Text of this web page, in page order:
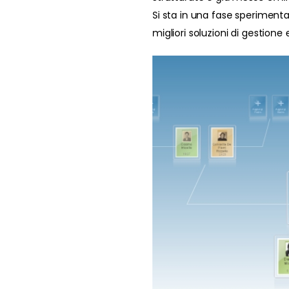
Si sta in una fase
migliori soluzioni di gestione